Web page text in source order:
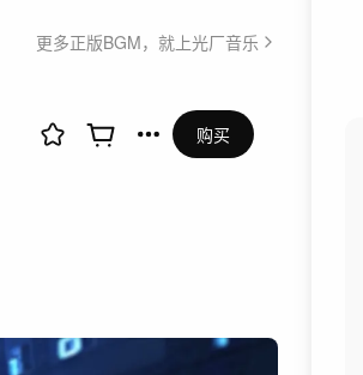
更多正版BGM，就上光厂音乐
购买